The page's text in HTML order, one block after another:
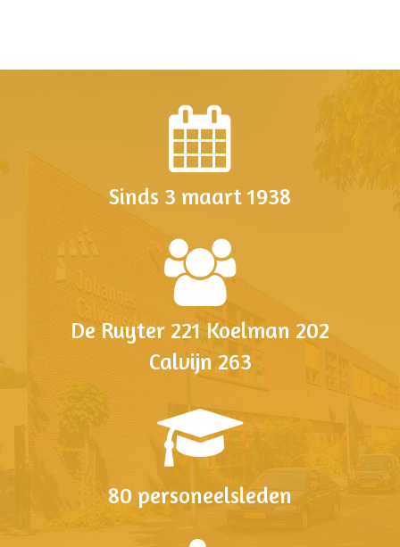
Sinds 3 maart 1938
De Ruyter 221 Koelman 202
Calvijn 263
80 personeelsleden